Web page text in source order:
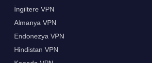
İngiltere VPN
Almanya VPN
Endonezya VPN
Hindistan VPN